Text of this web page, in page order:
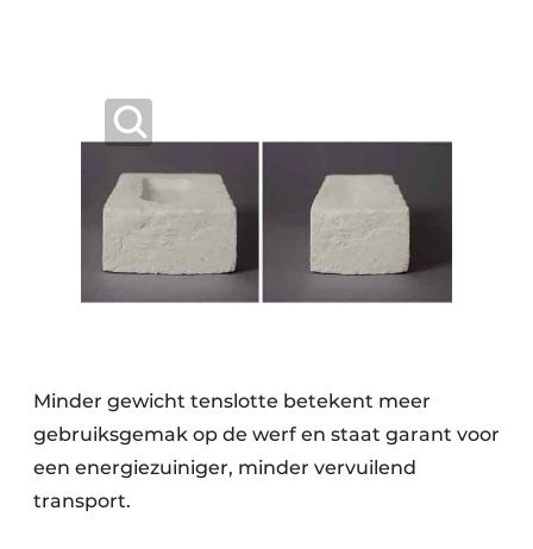
Minder gewicht tenslotte betekent meer
gebruiksgemak op de werf en staat garant voor
een energiezuiniger, minder vervuilend
transport.